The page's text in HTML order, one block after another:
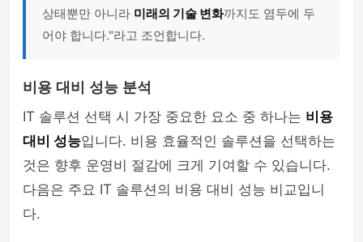
상태뿐만 아니라 미래의 기술 변화까지도 염두에 두
어야 합니다."라고 조언합니다.
비용 대비 성능 분석
IT 솔루션 선택 시 가장 중요한 요소 중 하나는 비용
대비 성능입니다. 비용 효율적인 솔루션을 선택하는
것은 향후 운영비 절감에 크게 기여할 수 있습니다.
다음은 주요 IT 솔루션의 비용 대비 성능 비교입니
다.